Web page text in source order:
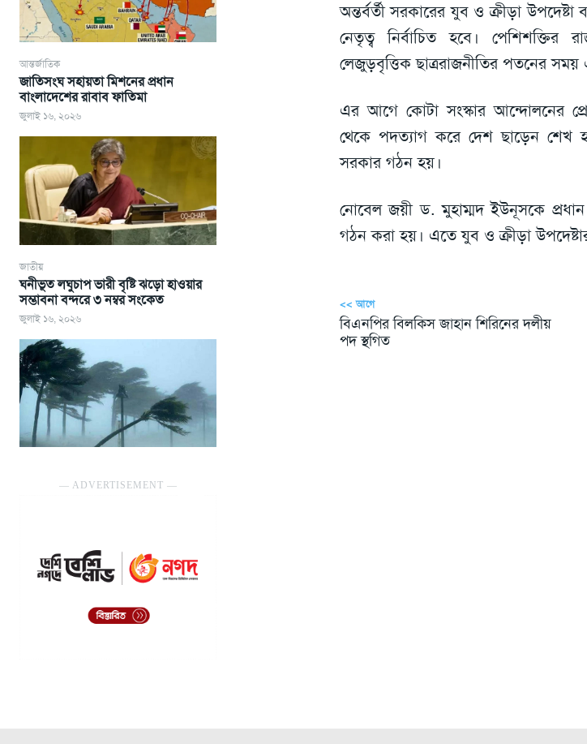
আন্তর্জাতিক
জাতিসংঘ সহায়তা মিশনের প্রধান
বাংলাদেশের রাবাব ফাতিমা
জুলাই ১৬, ২০২৬
জাতীয়
ঘনীভূত লঘুচাপ ভারী বৃষ্টি ঝড়ো হাওয়ার
সম্ভাবনা বন্দরে ৩ নম্বর সংকেত
জুলাই ১৬, ২০২৬
― ADVERTISEMENT ―
অন্তর্বর্তী সরকারের যুব ও ক্রীড়া উপদেষ্টা
নেতৃত্ব নির্বাচিত হবে। পেশিশক্তির
লেজুড়বৃত্তিক ছাত্ররাজনীতির পতনের সময়
এর আগে কোটা সংস্কার আন্দোলনের
থেকে পদত্যাগ করে দেশ ছাড়েন শেখ
সরকার গঠন হয়।
নোবেল জয়ী ড. মুহাম্মদ ইউনূসকে
গঠন করা হয়। এতে যুব ও ক্রীড়া
<< আগে
বিএনপির বিলকিস জাহান শিরিনের দলীয়
পদ স্থগিত